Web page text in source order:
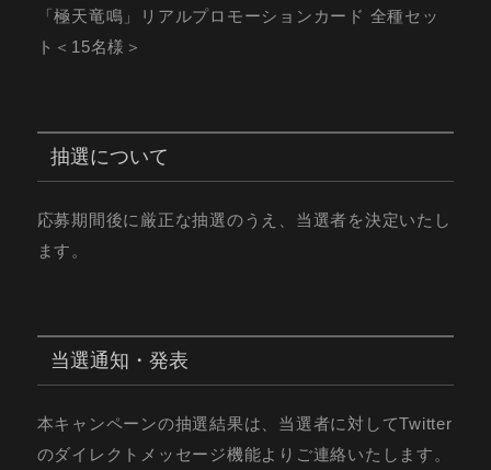
「極天竜鳴」リアルプロモーションカード 全種セッ
ト＜15名様＞
抽選について
応募期間後に厳正な抽選のうえ、当選者を決定いたし
ます。
当選通知・発表
本キャンペーンの抽選結果は、当選者に対してTwitter
のダイレクトメッセージ機能よりご連絡いたします。